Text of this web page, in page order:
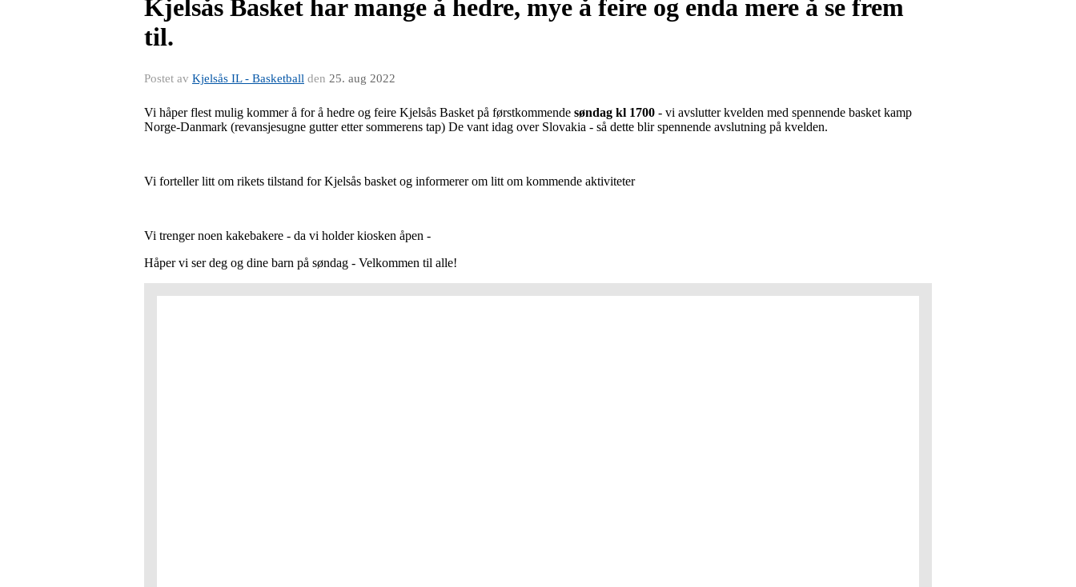
Kjelsås Basket har mange å hedre, mye å feire og enda mere å se frem
til.
Postet av Kjelsås IL - Basketball den 25. aug 2022
Vi håper flest mulig kommer å for å hedre og feire Kjelsås Basket på førstkommende søndag kl 1700 - vi avslutter kvelden med spennende basket kamp
Norge-Danmark (revansjesugne gutter etter sommerens tap) De vant idag over Slovakia - så dette blir spennende avslutning på kvelden.
Vi forteller litt om rikets tilstand for Kjelsås basket og informerer om litt om kommende aktiviteter
Vi trenger noen kakebakere - da vi holder kiosken åpen -
Håper vi ser deg og dine barn på søndag - Velkommen til alle!